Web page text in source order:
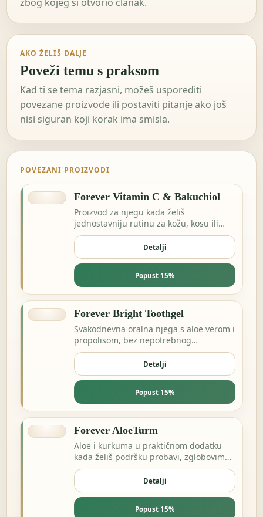
AKO ŽELIŠ DALJE
Poveži temu s praksom
Kad ti se tema razjasni, možeš usporediti
povezane proizvode ili postaviti pitanje ako još
nisi siguran koji korak ima smisla.
POVEZANI PROIZVODI
Forever Vitamin C & Bakuchiol
Proizvod za njegu kada želiš
jednostavniju rutinu za kožu, kosu ili
svakodnevnu svježinu.
Detalji
Popust 15%
Forever Bright Toothgel
Svakodnevna oralna njega s aloe verom i
propolisom, bez nepotrebnog
kompliciranja.
Detalji
Popust 15%
Forever AloeTurm
Aloe i kurkuma u praktičnom dodatku
kada želiš podršku probavi, zglobovima
ili dnevnoj ravnoteži.
Detalji
Popust 15%